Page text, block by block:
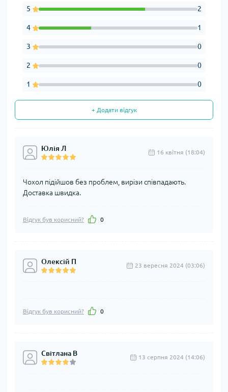
5 2
4 1
3 0
2 0
1 0
+ Додати відгук
Юлія Л 16 квітня (18:04)
Чохол підійшов без проблем, вирізи співпадають.
Доставка швидка.
Відгук був корисний? 0
Олексій П 23 вересня 2024 (03:06)
Відгук був корисний? 0
Світлана В 13 серпня 2024 (14:06)